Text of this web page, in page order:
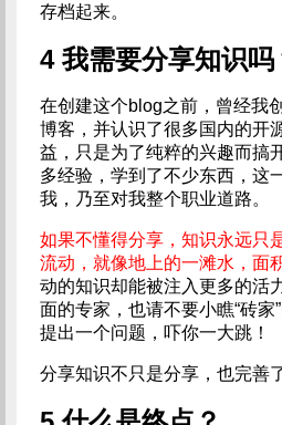
存档起来。
4 我需要分享知识吗
在创建这个blog之前，曾经我
博客，并认识了很多国内的开
益，只是为了纯粹的兴趣而搞
多经验，学到了不少东西，这
我，乃至对我整个职业道路。
如果不懂得分享，知识永远只
流动，就像地上的一滩水，面
动的知识却能被注入更多的活
面的专家，也请不要小瞧“砖家
提出一个问题，吓你一大跳！
分享知识不只是分享，也完善